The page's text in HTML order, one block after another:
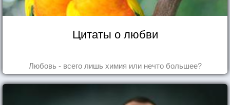
Цитаты о любви
Любовь - всего лишь химия или нечто большее?